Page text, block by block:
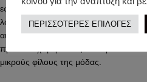
εφαρμόζει τέλεια στο κεφάλι χωρίς να
λογότυπο της Herschel στο μπροστινό
αισθητική. Ο Herschel Σκούφος Opera
πρακτικό χειμερινό αξεσουάρ· είναι
μικρούς φίλους της μόδας.
ΠΕΡΙΣΣΟΤΕΡΕΣ ΕΠΙΛΟΓΕΣ